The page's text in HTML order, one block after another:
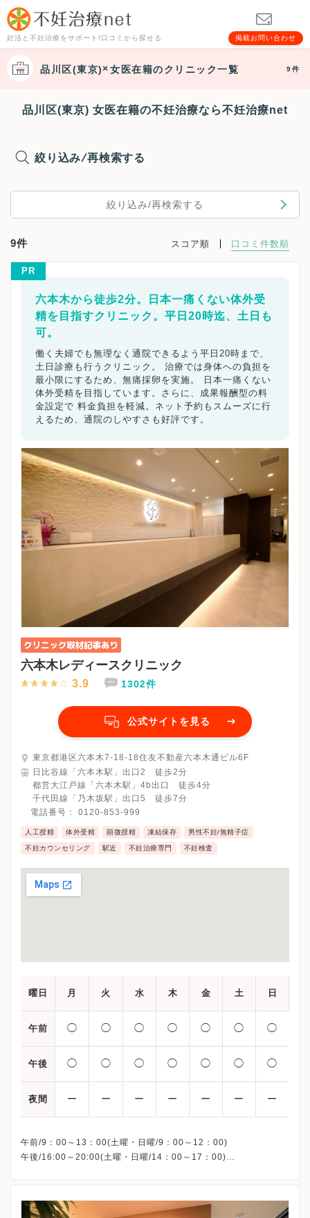
妊活と不妊治療をサポート!口コミから探せる 掲載お問い合わせ
品川区(東京) 女医在籍のクリニック一覧 9件
品川区(東京) 女医在籍の不妊治療なら不妊治療net
絞り込み/再検索する
絞り込み/再検索する
9件 スコア順 口コミ件数順
PR
六本木から徒歩2分。日本一痛くない体外受
精を目指すクリニック。平日20時迄、土日も
可。
働く夫婦でも無理なく通院できるよう平日20時まで、
土日診療も行うクリニック。 治療では身体への負担を
最小限にするため、無痛採卵を実施。 日本一痛くない
体外受精を目指しています。さらに、成果報酬型の料
金設定で 料金負担を軽減。ネット予約もスムーズに行
えるため、通院のしやすさも好評です。
六本木レディースクリニック
3.9 1302件
公式サイトを見る
東京都港区六本木7-18-18住友不動産六本木通ビル6F
日比谷線「六本木駅」出口2 徒歩2分
都営大江戸線「六本木駅」4b出口 徒歩4分
千代田線「乃木坂駅」出口5 徒歩7分
電話番号： 0120-853-999
人工授精 体外受精 顕微授精 凍結保存 男性不妊/無精子症
不妊カウンセリング 駅近 不妊治療専門 不妊検査
曜日 月 火 水 木 金 土 日
午前 ◯ ◯ ◯ ◯ ◯ ◯ ◯
午後 ◯ ◯ ◯ ◯ ◯ ◯ ◯
夜間 ー ー ー ー ー ー ー
午前/9：00～13：00(土曜・日曜/9：00～12：00)
午後/16:00～20:00(土曜・日曜/14：00～17：00)